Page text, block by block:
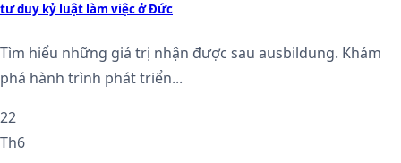
tư duy kỷ luật làm việc ở Đức
Tìm hiểu những giá trị nhận được sau ausbildung. Khám
phá hành trình phát triển...
22
Th6